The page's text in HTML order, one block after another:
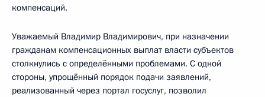
компенсаций.
Уважаемый Владимир Владимирович, при назначении
гражданам компенсационных выплат власти субъектов
столкнулись с определёнными проблемами. С одной
стороны, упрощённый порядок подачи заявлений,
реализованный через портал госуслуг, позволил